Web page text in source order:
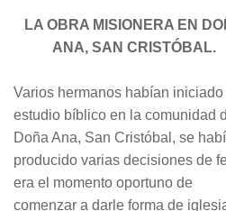
LA OBRA MISIONERA EN
ANA, SAN CRISTÓBAL.
Varios hermanos habían iniciado
estudio bíblico en la comunidad
Doña Ana, San Cristóbal, se
producido varias decisiones de
era el momento oportuno de
comenzar a darle forma de